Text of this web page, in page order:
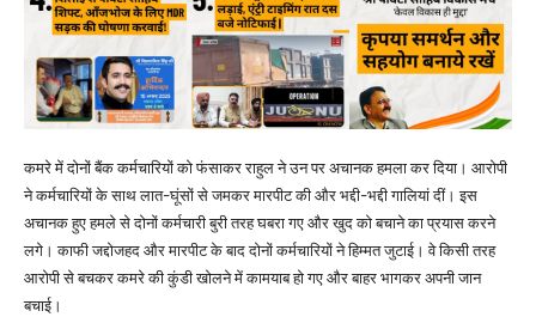
कमरे में दोनों बैंक कर्मचारियों को फंसाकर राहुल ने उन पर अचानक हमला कर दिया। आरोपी
ने कर्मचारियों के साथ लात-घूंसों से जमकर मारपीट की और भद्दी-भद्दी गालियां दीं। इस
अचानक हुए हमले से दोनों कर्मचारी बुरी तरह घबरा गए और खुद को बचाने का प्रयास करने
लगे। काफी जद्दोजहद और मारपीट के बाद दोनों कर्मचारियों ने हिम्मत जुटाई। वे किसी तरह
आरोपी से बचकर कमरे की कुंडी खोलने में कामयाब हो गए और बाहर भागकर अपनी जान
बचाई।